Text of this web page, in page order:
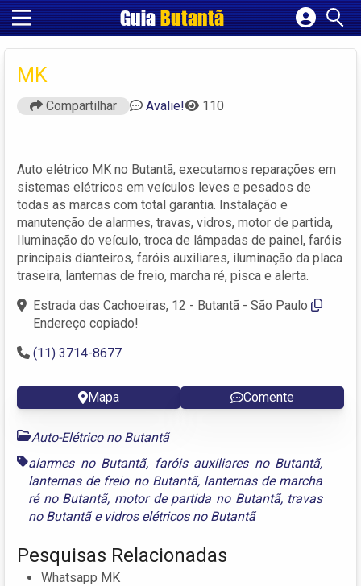
GuiaButantã
Cadastrar empresa
MK
Compartilhar Avalie! 110
Auto elétrico MK no Butantã, executamos reparações em
sistemas elétricos em veículos leves e pesados de
todas as marcas com total garantia. Instalação e
manutenção de alarmes, travas, vidros, motor de partida,
Iluminação do veículo, troca de lâmpadas de painel, faróis
principais dianteiros, faróis auxiliares, iluminação da placa
traseira, lanternas de freio, marcha ré, pisca e alerta.
Estrada das Cachoeiras, 12 - Butantã - São Paulo
Endereço copiado!
(11) 3714-8677
Mapa Comente
Auto-Elétrico no Butantã
alarmes no Butantã, faróis auxiliares no Butantã,
lanternas de freio no Butantã, lanternas de marcha
ré no Butantã, motor de partida no Butantã, travas
no Butantãe vidros elétricos no Butantã
Pesquisas Relacionadas
Whatsapp MK